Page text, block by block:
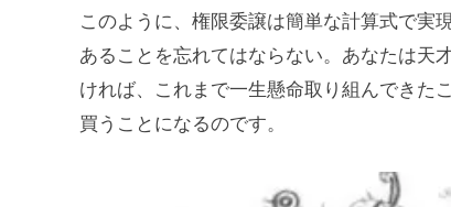
このように、権限委譲は簡単な計算式で実
あることを忘れてはならない。あなたは天
ければ、これまで一生懸命取り組んできた
買うことになるのです。